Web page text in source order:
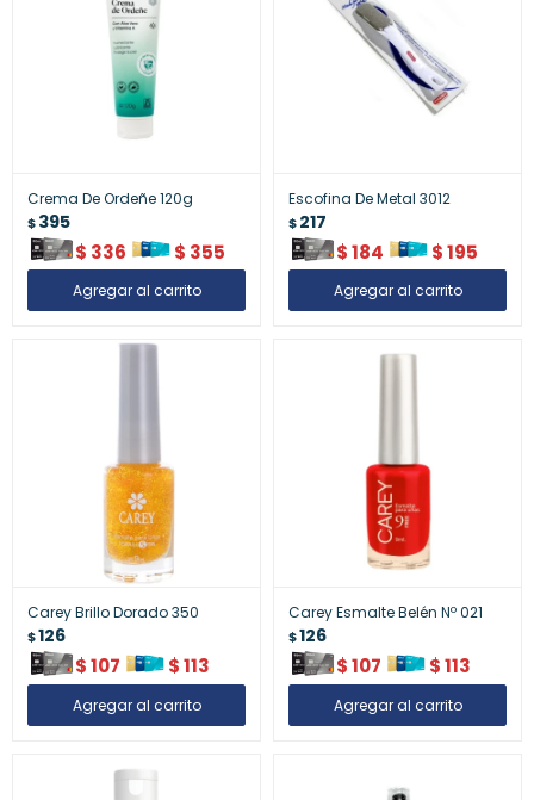
Crema De Ordeñe 120g
$395
$ 336 $ 355
Escofina De Metal 3012
$217
$184 $195
Carey Brillo Dorado 350
$126
$107 $113
Carey Esmalte Belén Nº 021
$126
$107 $113